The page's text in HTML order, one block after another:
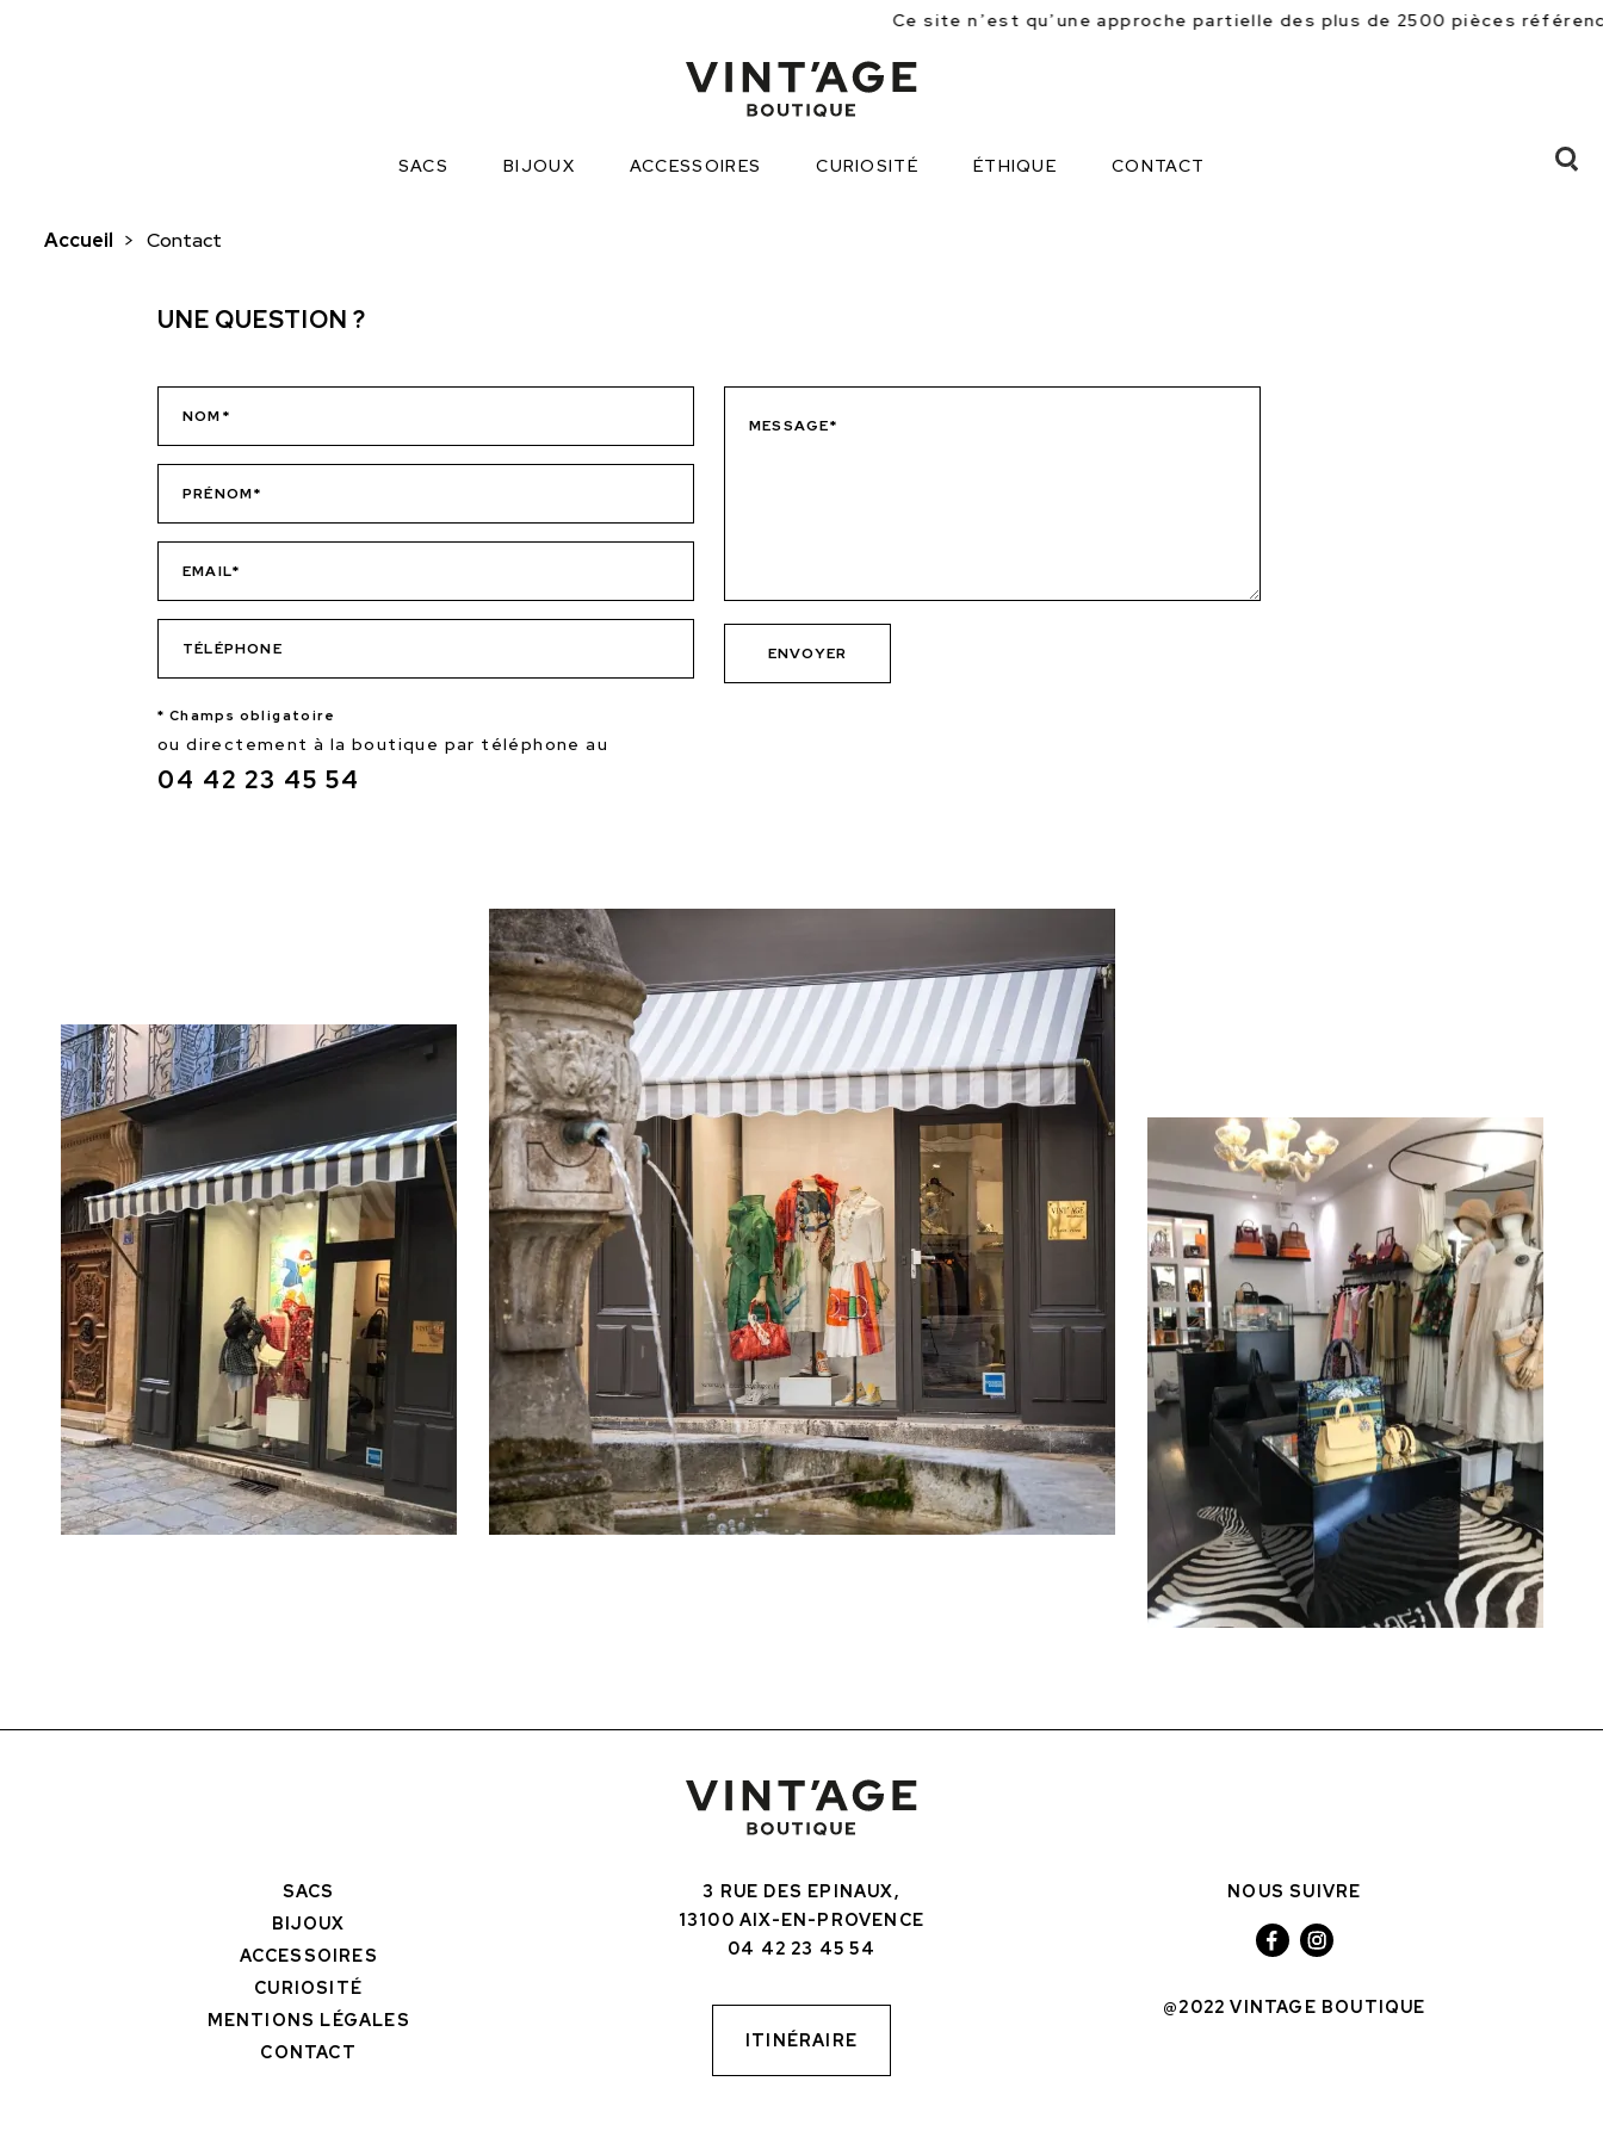
Ce site n’est qu’une approche partielle des plus de 2500 pièces référencées
SACS BIJOUX ACCESSOIRES CURIOSITÉ ÉTHIQUE CONTACT
Accueil > Contact
UNE QUESTION ?
* Champs obligatoire
ou directement à la boutique par téléphone au
04 42 23 45 54
SACS
BIJOUX
ACCESSOIRES
CURIOSITÉ
MENTIONS LÉGALES
CONTACT
3 RUE DES EPINAUX,
13100 AIX-EN-PROVENCE
04 42 23 45 54
ITINÉRAIRE
NOUS SUIVRE
@2022 VINTAGE BOUTIQUE